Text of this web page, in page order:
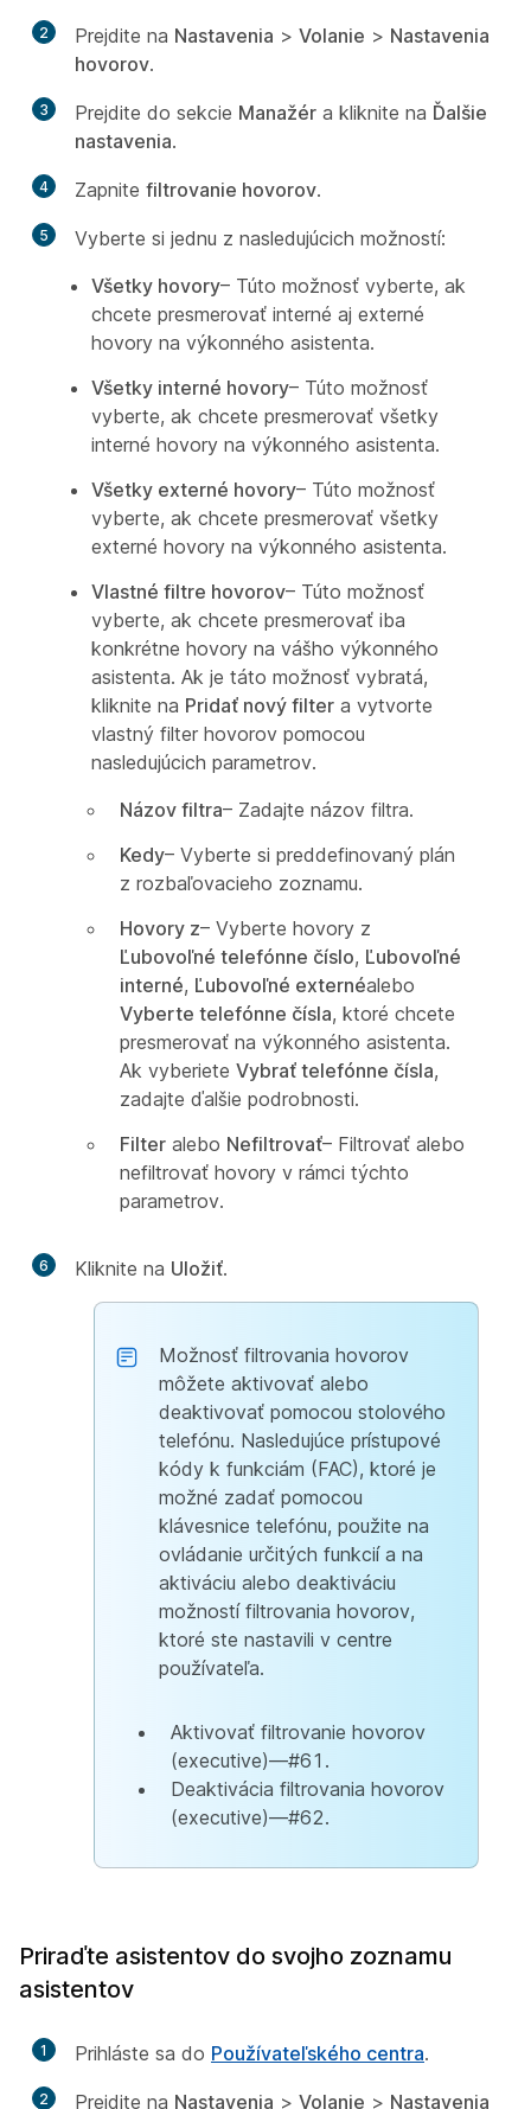
2 Prejdite na Nastavenia > Volanie > Nastavenia
hovorov.
3 Prejdite do sekcie Manažér a kliknite na Ďalšie
nastavenia.
4 Zapnite filtrovanie hovorov.
5
Vyberte si jednu z nasledujúcich možností:
Všetky hovory– Túto možnosť vyberte, ak
chcete presmerovať interné aj externé
hovory na výkonného asistenta.
Všetky interné hovory– Túto možnosť
vyberte, ak chcete presmerovať všetky
interné hovory na výkonného asistenta.
Všetky externé hovory– Túto možnosť
vyberte, ak chcete presmerovať všetky
externé hovory na výkonného asistenta.
Vlastné filtre hovorov– Túto možnosť
vyberte, ak chcete presmerovať iba
konkrétne hovory na vášho výkonného
asistenta. Ak je táto možnosť vybratá,
kliknite na Pridať nový filter a vytvorte
vlastný filter hovorov pomocou
nasledujúcich parametrov.
Názov filtra– Zadajte názov filtra.
Kedy– Vyberte si preddefinovaný plán
z rozbaľovacieho zoznamu.
Hovory z– Vyberte hovory z
Ľubovoľné telefónne číslo, Ľubovoľné
interné, Ľubovoľné externéalebo
Vyberte telefónne čísla, ktoré chcete
presmerovať na výkonného asistenta.
Ak vyberiete Vybrať telefónne čísla,
zadajte ďalšie podrobnosti.
Filter alebo Nefiltrovať– Filtrovať alebo
nefiltrovať hovory v rámci týchto
parametrov.
6 Kliknite na Uložiť.
Možnosť filtrovania hovorov
môžete aktivovať alebo
deaktivovať pomocou stolového
telefónu. Nasledujúce prístupové
kódy k funkciám (FAC), ktoré je
možné zadať pomocou
klávesnice telefónu, použite na
ovládanie určitých funkcií a na
aktiváciu alebo deaktiváciu
možností filtrovania hovorov,
ktoré ste nastavili v centre
používateľa.
Aktivovať filtrovanie hovorov
(executive)—#61.
Deaktivácia filtrovania hovorov
(executive)—#62.
Priraďte asistentov do svojho zoznamu
asistentov
1 Prihláste sa do Používateľského centra.
2 Prejdite na Nastavenia > Volanie > Nastavenia